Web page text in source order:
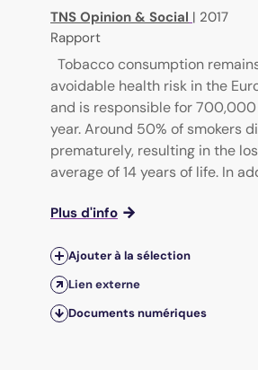
TNS Opinion & Social | 2017
Rapport
Tobacco consumption
avoidable health risk in the
and is responsible for
year. Around 50% of smokers
prematurely, resulting in the
average of 14 years of life. In
Plus d'info
Ajouter à la sélection
Lien externe
Documents numériques